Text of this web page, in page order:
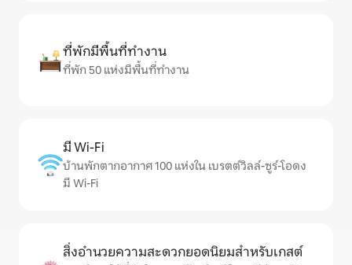
ที่พักมีพื้นที่ทำงาน
ที่พัก 50 แห่งมีพื้นที่ทำงาน
มี Wi-Fi
บ้านพักตากอากาศ 100 แห่งใน เบรตต์วิลล์-ซูร์-โอดง
มี Wi-Fi
สิ่งอำนวยความสะดวกยอดนิยมสำหรับเกสต์